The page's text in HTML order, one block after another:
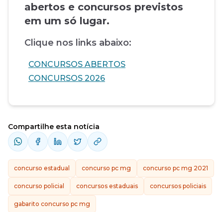
abertos e concursos previstos
em um só lugar.
Clique nos links abaixo:
CONCURSOS ABERTOS
CONCURSOS 2026
Compartilhe esta notícia
concurso estadual concurso pc mg concurso pc mg 2021
concurso policial concursos estaduais concursos policiais
gabarito concurso pc mg